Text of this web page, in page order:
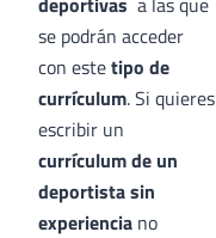
se podrán acceder
con estetipo de
currículum. Si quieres
escribir un
currículum de un
deportista sin
experiencia no